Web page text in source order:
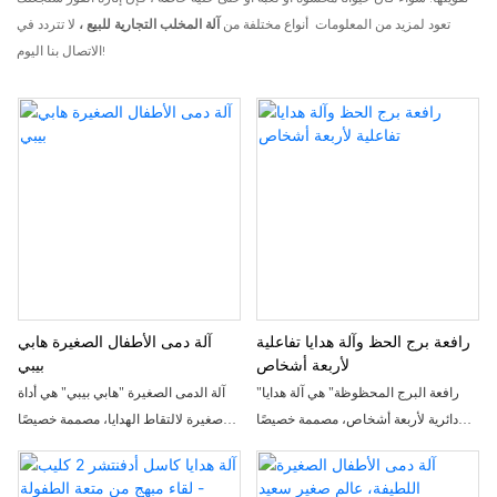
تعود لمزيد من المعلومات أنواع مختلفة من آلة المخلب التجارية للبيع ، لا تتردد في
الاتصال بنا اليوم!
آلة دمى الأطفال الصغيرة هابي
بيبي
آلة الدمى الصغيرة "هابي بيبي" هي أداة
صغيرة لالتقاط الهدايا، مصممة خصيصًا
الآباء والأبناء. تتميز بتصميم أنيق باللونين
رافعة برج الحظ وآلة هدايا تفاعلية
لأربعة أشخاص
"رافعة البرج المحظوظة" هي آلة هدايا
دائرية لأربعة أشخاص، مصممة خصيصًا
العائلية. تتميز بتصميمها الذي يجسد رافعة